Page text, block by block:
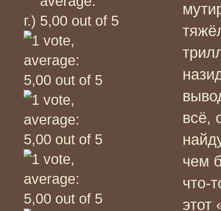
г.)
всё,
чем
что-
этот